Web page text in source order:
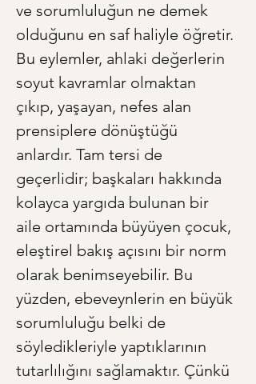
ve sorumluluğun ne demek
olduğunu en saf haliyle öğretir.
Bu eylemler, ahlaki değerlerin
soyut kavramlar olmaktan
çıkıp, yaşayan, nefes alan
prensiplere dönüştüğü
anlardır. Tam tersi de
geçerlidir; başkaları hakkında
kolayca yargıda bulunan bir
aile ortamında büyüyen çocuk,
eleştirel bakış açısını bir norm
olarak benimseyebilir. Bu
yüzden, ebeveynlerin en büyük
sorumluluğu belki de
söyledikleriyle yaptıklarının
tutarlılığını sağlamaktır. Çünkü